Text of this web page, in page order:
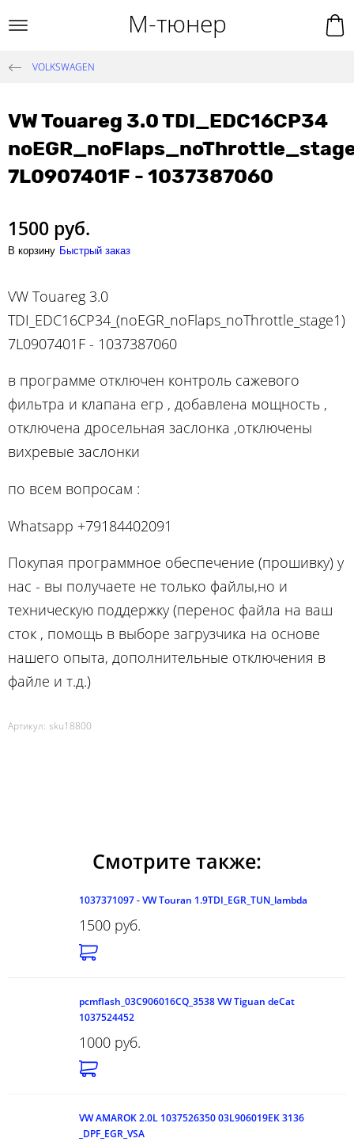
М-тюнер
VOLKSWAGEN
VW Touareg 3.0 TDI_EDC16CP34
7L0907401F - 1037387060
1500 руб.
В корзину Быстрый заказ
VW Touareg 3.0
TDI_EDC16CP34_(noEGR_noFlaps_noThrottle_stage1)
7L0907401F - 1037387060
в программе отключен контроль сажевого
фильтра и клапана егр , добавлена мощность ,
отключена дросельная заслонка ,отключены
вихревые заслонки
по вcем вопросам :
Whatsapp +79184402091
Покупая программное обеспечение (прошивку) у
нас - вы получаете не только файлы,но и
техническую поддержку (перенос файла на ваш
сток , помощь в выборе загрузчика на основе
нашего опыта, дополнительные отключения в
файле и т.д.)
Артикул: sku18800
Смотрите также:
1037371097 - VW Touran 1.9TDI_EGR_TUN_lambda
1500 руб.
pcmflash_03C906016CQ_3538 VW Tiguan deCat
1037524452
1000 руб.
VW AMAROK 2.0L 1037526350 03L906019EK 3136
_DPF_EGR_VSA